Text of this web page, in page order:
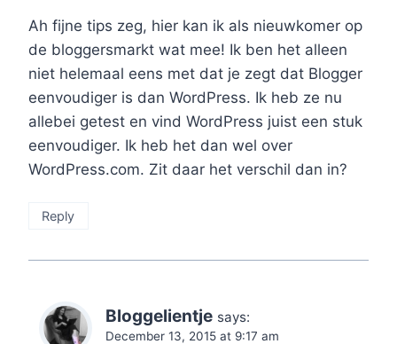
Ah fijne tips zeg, hier kan ik als nieuwkomer op
de bloggersmarkt wat mee! Ik ben het alleen
niet helemaal eens met dat je zegt dat Blogger
eenvoudiger is dan WordPress. Ik heb ze nu
allebei getest en vind WordPress juist een stuk
eenvoudiger. Ik heb het dan wel over
WordPress.com. Zit daar het verschil dan in?
Reply
Bloggelientje says:
December 13, 2015 at 9:17 am